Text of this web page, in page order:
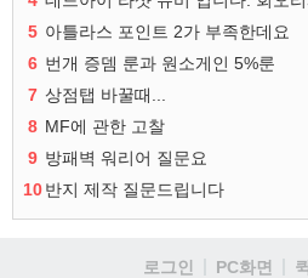
5 아틀라스 포인트 2가 부족한데요
6 번개 증뎀 룬과 원소게인 5%룬
7 상점탭 바꿀때...
8 MF에 관한 고찰
9 방패벽 워리어 질문요
10반지 제작 질문드립니다
로그인 PC화면